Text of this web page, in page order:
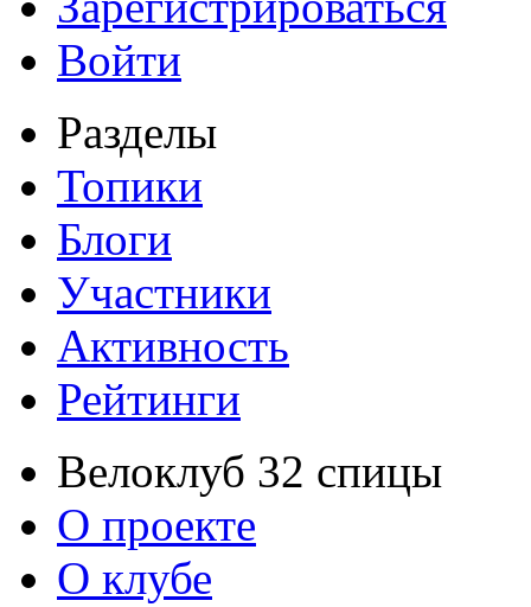
Войти
Разделы
Топики
Блоги
Участники
Активность
Рейтинги
Велоклуб 32 спицы
О проекте
О клубе